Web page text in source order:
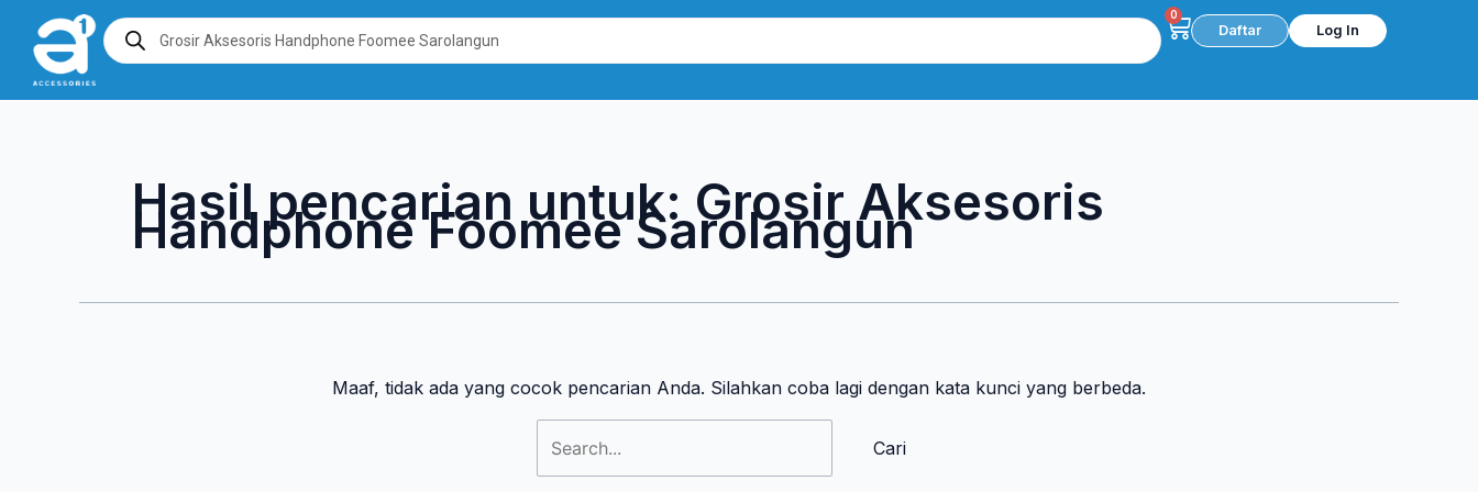
konten
Products
search
0
CartDaftar Log In
Hasil pencarian untuk: Grosir Aksesoris
Handphone Foomee Sarolangun
Maaf, tidak ada yang cocok pencarian Anda. Silahkan coba lagi dengan kata kunci yang berbeda.
Cari